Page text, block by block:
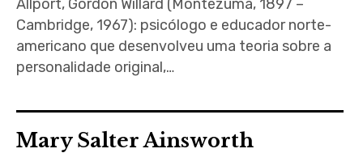
Allport, Gordon Willard (Montezuma, 1897 –
Cambridge, 1967): psicólogo e educador norte-
americano que desenvolveu uma teoria sobre a
personalidade original,…
Mary Salter Ainsworth